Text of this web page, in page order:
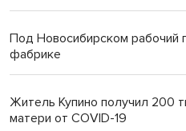
Под Новосибирском рабочий
фабрике
Житель Купино получил 200
матери от COVID-19